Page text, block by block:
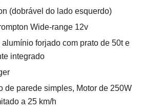
(dobrável do lado esquerdo)
Wide-range 12v
forjado com prato de 50t e
integrado
de parede simples, Motor de 250W
a 25 km/h